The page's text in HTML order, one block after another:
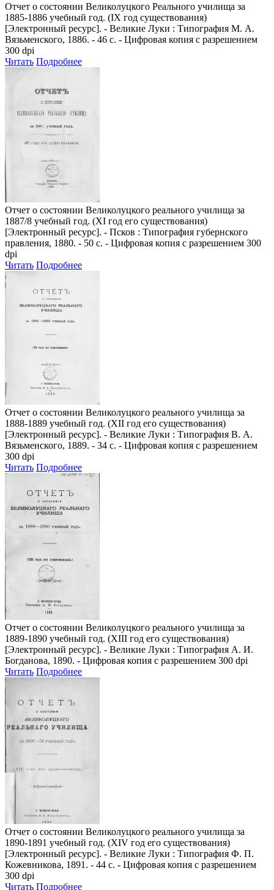
Отчет о состоянии Великолуцкого Реального училища за
1885-1886 учебный год. (IX год существования)
[Электронный ресурс]. - Великие Луки : Типография М. А.
Вязьменского, 1886. - 46 с. - Цифровая копия с разрешением
300 dpi
Читать Подробнее
Отчет о состоянии Великолуцкого реального училища за
1887/8 учебный год. (XI год его существования)
[Электронный ресурс]. - Псков : Типография губернского
правления, 1880. - 50 с. - Цифровая копия с разрешением 300
dpi
Читать Подробнее
Отчет о состоянии Великолуцкого реального училища за
1888-1889 учебный год. (XII год его существования)
[Электронный ресурс]. - Великие Луки : Типография В. А.
Вязьменского, 1889. - 34 с. - Цифровая копия с разрешением
300 dpi
Читать Подробнее
Отчет о состоянии Великолуцкого реального училища за
1889-1890 учебный год. (XIII год его существования)
[Электронный ресурс]. - Великие Луки : Типография А. И.
Богданова, 1890. - Цифровая копия с разрешением 300 dpi
Читать Подробнее
Отчет о состоянии Великолуцкого реального училища за
1890-1891 учебный год. (XIV год его существования)
[Электронный ресурс]. - Великие Луки : Типография Ф. П.
Кожевникова, 1891. - 44 с. - Цифровая копия с разрешением
300 dpi
Читать Подробнее